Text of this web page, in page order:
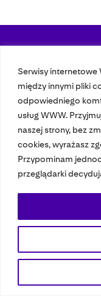
Serwisy internetowe
między innymi pliki
odpowiedniego
usług WWW.
naszej strony, bez
cookies, wyrażasz
Przypominam
przeglądarki
Nasze
Nasze
© 2023 Bauer Media
Polityka prywatności